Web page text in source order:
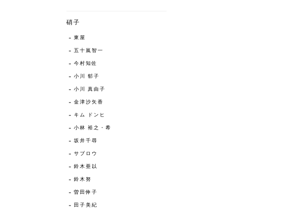
硝子
東屋
五十嵐智一
今村知佐
小川 郁子
小川 真由子
金津沙矢香
キム ドンヒ
小林 裕之・希
坂井千尋
サブロウ
鈴木亜以
鈴木努
曽田伸子
田子美紀